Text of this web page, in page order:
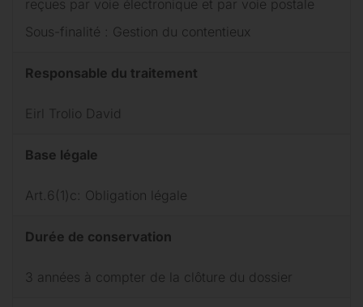
reçues par voie électronique et par voie postale
Sous-finalité : Gestion du contentieux
Responsable du traitement
Eirl Trolio David
Base légale
Art.6(1)c: Obligation légale
Durée de conservation
3 années à compter de la clôture du dossier